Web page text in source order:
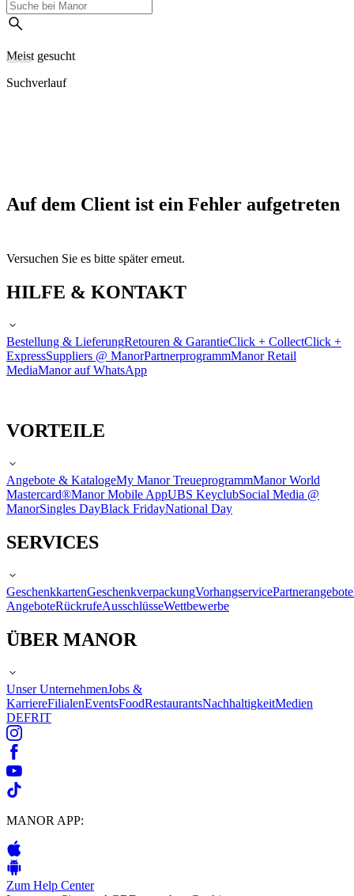
Meist gesucht
Suchverlauf
Auf dem Client ist ein Fehler aufgetreten
Versuchen Sie es bitte später erneut.
HILFE & KONTAKT
Bestellung & LieferungRetouren & GarantieClick + CollectClick +
ExpressSuppliers @ ManorPartnerprogrammManor Retail
MediaManor auf WhatsApp
VORTEILE
Angebote & KatalogeMy Manor TreueprogrammManor World
Mastercard®Manor Mobile AppUBS KeyclubSocial Media @
ManorSingles DayBlack FridayNational Day
SERVICES
GeschenkkartenGeschenkverpackungVorhangservicePartnerangebote
AngeboteRückrufeAusschlüsseWettbewerbe
ÜBER MANOR
Unser UnternehmenJobs &
KarriereFilialenEventsFoodRestaurantsNachhaltigkeitMedien
DEFRIT
MANOR APP:
Zum Help Center